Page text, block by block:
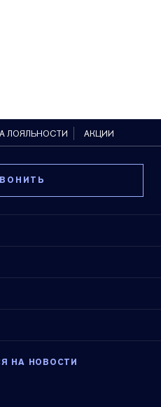
ЛОЯЛЬНОСТИ АКЦИИ
НА НОВОСТИ